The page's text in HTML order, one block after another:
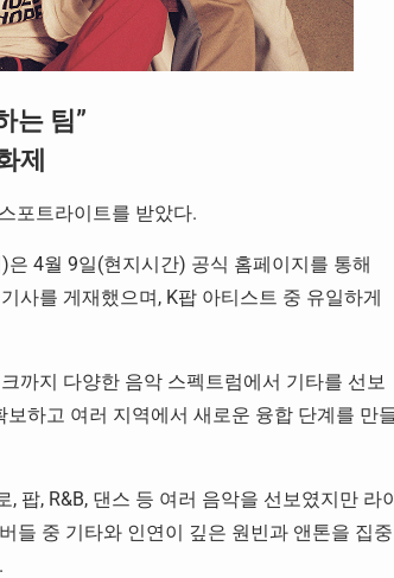
는 팀”
제
포트라이트를 받았다.
은 4월 9일(현지시간) 공식 홈페이지를 통해
사를 게재했으며, K팝 아티스트 중 유일하게
까지 다양한 음악 스펙트럼에서 기타를 선보
하고 여러 지역에서 새로운 융합 단계를 만
팝, R&B, 댄스 등 여러 음악을 선보였지만 라
들 중 기타와 인연이 깊은 원빈과 앤톤을 집중